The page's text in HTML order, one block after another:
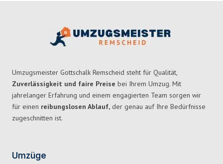
Umzugsmeister Gottschalk Remscheid steht für Qualität,
Zuverlässigkeit und faire Preise bei Ihrem Umzug. Mit
jahrelanger Erfahrung und einem engagierten Team sorgen wir
für einen reibungslosen Ablauf, der genau auf Ihre Bedürfnisse
zugeschnitten ist.
Umzüge